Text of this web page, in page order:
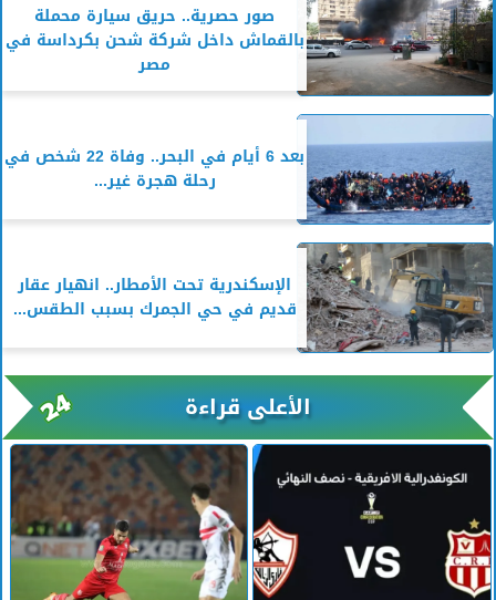
صور حصرية.. حريق سيارة محملة
بالقماش داخل شركة شحن بكرداسة في
مصر
بعد 6 أيام في البحر.. وفاة 22 شخص في
رحلة هجرة غير...
الإسكندرية تحت الأمطار.. انهيار عقار
قديم في حي الجمرك بسبب الطقس...
الأعلى قراءة